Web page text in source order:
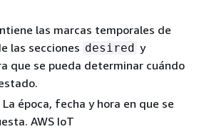
las marcas temporales de
las secciones desired y
que se pueda determinar cuándo
época, fecha y hora en que se
AWS IoT